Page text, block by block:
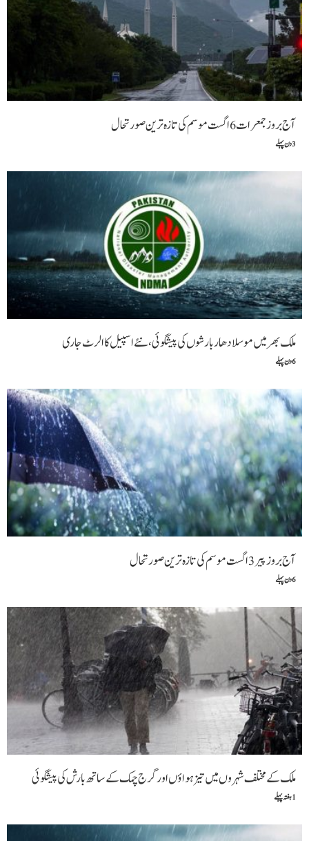
آج بروز جمعرات 6 اگست موسم کی تازہ ترین صورتحال
3 دن پہلے
ملک بھر میں موسلادھار بارشوں کی پیشگوئی، نئے اسپیل کا الرٹ جاری
6 دن پہلے
آج بروز پیر 3 اگست موسم کی تازہ ترین صورتحال
6 دن پہلے
ملک کے مختلف شہروں میں تیز ہواؤں اور گرج چمک کے ساتھ بارش کی پیشگوئی
1 ہفتہ پہلے